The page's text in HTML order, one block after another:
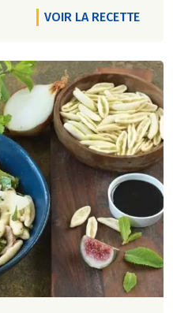
VOIR LA RECETTE